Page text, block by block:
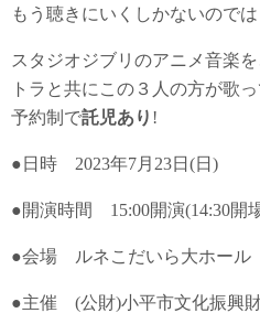
もう聴きにいくしかないのでは
スタジオジブリのアニメ音楽
トラと共にこの３人の方が歌っ
予約制で託児あり !
●日時 2023年7月23日(日)
●開演時間 15:00開演(14:30開
●会場 ルネこだいら大ホール
●主催 (公財)小平市文化振興